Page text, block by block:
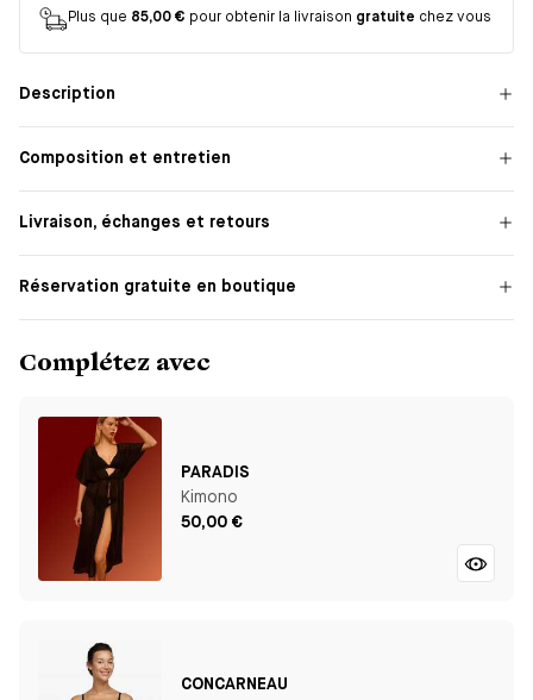
Plus que 85,00 € pour obtenir la livraison gratuite chez vous
Description
Composition et entretien
Livraison, échanges et retours
Réservation gratuite en boutique
Complétez avec
PARADIS
Kimono
50,00 €
CONCARNEAU